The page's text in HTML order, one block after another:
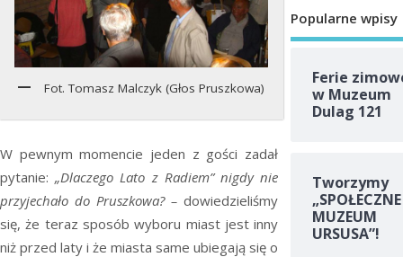
Fot. Tomasz Malczyk (Głos Pruszkowa)
W pewnym momencie jeden z gości zadał
pytanie:„Dlaczego Lato z Radiem” nigdy nie
przyjechało do Pruszkowa? –dowiedzieliśmy
się, że teraz sposób wyboru miast jest inny
niż przed laty i że miasta same ubiegają się o
Popularne wpisy
Ferie
w Muzeum
Dulag 121
Tworzymy
„SPOŁECZNE
MUZEUM
URSUSA”!